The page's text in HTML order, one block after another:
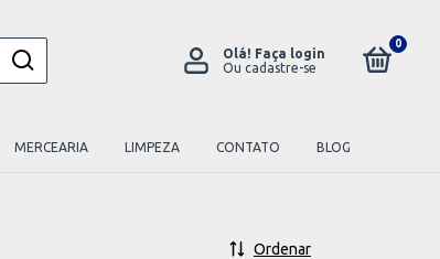
Olá! Faça login
Ou cadastre-se
0
MERCEARIA LIMPEZA CONTATO BLOG
Ordenar